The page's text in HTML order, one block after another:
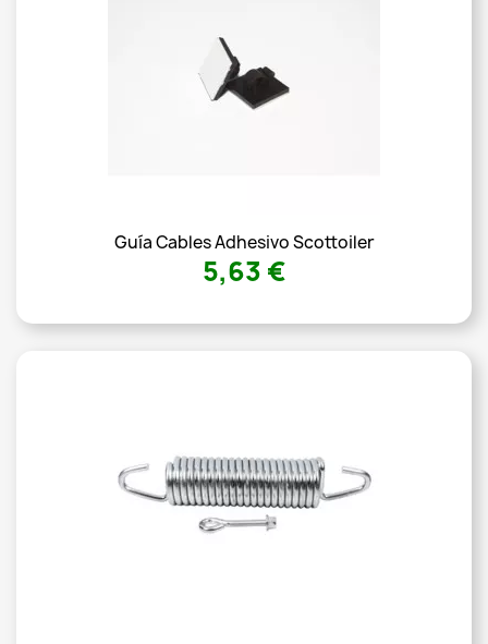
Guía Cables Adhesivo Scottoiler
5,63 €